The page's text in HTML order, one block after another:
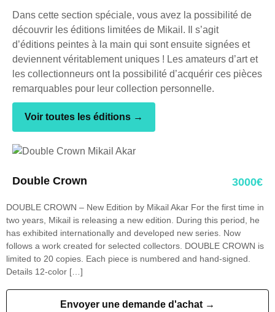
Dans cette section spéciale, vous avez la possibilité de
découvrir les éditions limitées de Mikail. Il s’agit
d’éditions peintes à la main qui sont ensuite signées et
deviennent véritablement uniques ! Les amateurs d’art et
les collectionneurs ont la possibilité d’acquérir ces pièces
remarquables pour leur collection personnelle.
Voir toutes les éditions →
Double Crown 3000€
DOUBLE CROWN – New Edition by Mikail Akar For the first time in
two years, Mikail is releasing a new edition. During this period, he
has exhibited internationally and developed new series. Now
follows a work created for selected collectors. DOUBLE CROWN is
limited to 20 copies. Each piece is numbered and hand-signed.
Details 12-color […]
Envoyer une demande d'achat →